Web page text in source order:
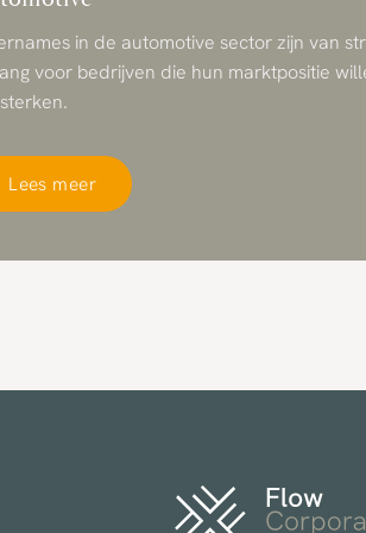
in de automotive sector zijn van
voor bedrijven die hun marktpositie
Lees meer